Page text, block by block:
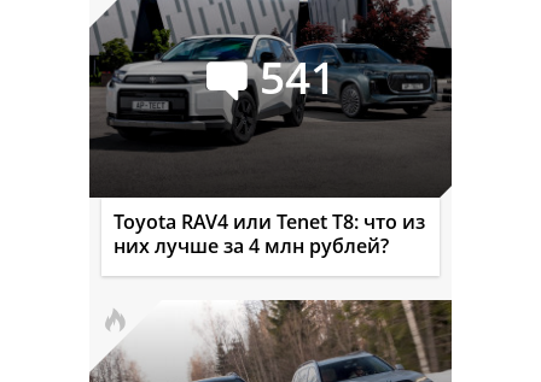
541
Toyota RAV4 или Tenet T8: что из
них лучше за 4 млн рублей?